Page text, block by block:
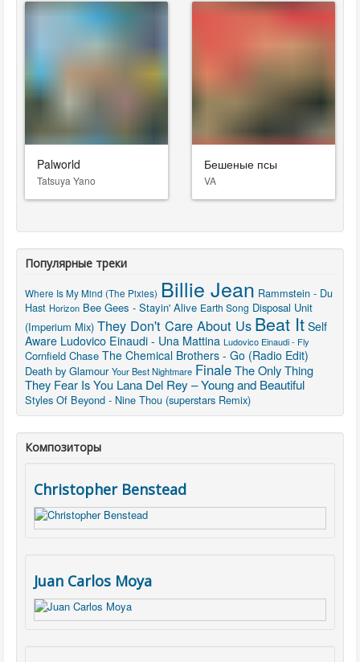
Palworld
Tatsuya Yano
Бешеные псы
VA
Популярные треки
Where Is My Mind (The Pixies) Billie Jean Rammstein - Du
Hast Horizon Bee Gees - Stayin' Alive Earth Song Disposal Unit
(Imperium Mix) They Don't Care About Us Beat It Self
Aware Ludovico Einaudi - Una Mattina Ludovico Einaudi - Fly
Cornfield Chase The Chemical Brothers - Go (Radio Edit)
Death by Glamour Your Best Nightmare FinaleThe Only Thing
They Fear Is You Lana Del Rey – Young and Beautiful
Styles Of Beyond - Nine Thou (superstars Remix)
Композиторы
Christopher Benstead
Juan Carlos Moya